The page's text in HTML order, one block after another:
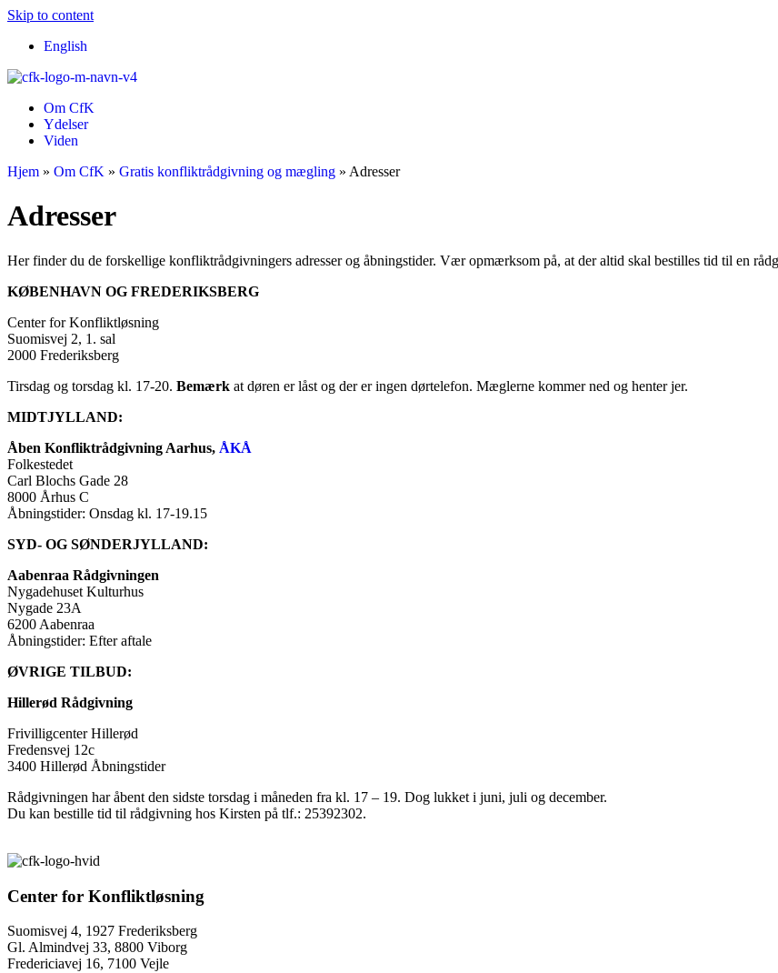
Skip to content
English
Om CfK
Ydelser
Viden
Hjem » Om CfK » Gratis konfliktrådgivning og mægling » Adresser
Adresser
Her finder du de forskellige konfliktrådgivningers adresser og åbningstider. Vær opmærksom på, at der altid skal bestilles tid til en
KØBENHAVN OG FREDERIKSBERG
Center for Konfliktløsning
Suomisvej 2, 1. sal
2000 Frederiksberg
Tirsdag og torsdag kl. 17-20. Bemærk at døren er låst og der er ingen dørtelefon. Mæglerne kommer ned og henter jer.
MIDTJYLLAND:
Åben Konfliktrådgivning Aarhus, ÅKÅ
Folkestedet
Carl Blochs Gade 28
8000 Århus C
Åbningstider: Onsdag kl. 17-19.15
SYD- OG SØNDERJYLLAND:
Aabenraa Rådgivningen
Nygadehuset Kulturhus
Nygade 23A
6200 Aabenraa
Åbningstider: Efter aftale
ØVRIGE TILBUD:
Hillerød Rådgivning
Frivilligcenter Hillerød
Fredensvej 12c
3400 Hillerød Åbningstider
Rådgivningen har åbent den sidste torsdag i måneden fra kl. 17 – 19. Dog lukket i juni, juli og december.
Du kan bestille tid til rådgivning hos Kirsten på tlf.: 25392302.
Center for Konfliktløsning
Suomisvej 4, 1927 Frederiksberg
Gl. Almindvej 33, 8800 Viborg
Fredericiavej 16, 7100 Vejle